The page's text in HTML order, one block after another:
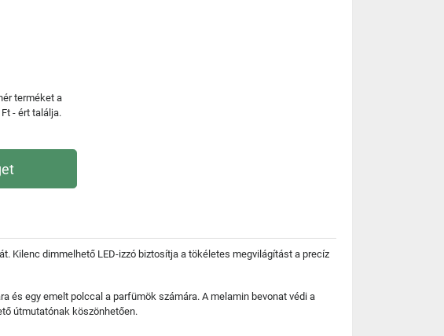
terméket a
- ért találja.
Kilenc dimmelhető LED-izzó biztosítja a tökéletes megvilágítást a precíz
és egy emelt polccal a parfümök számára. A melamin bevonat védi a
útmutatónak köszönhetően.